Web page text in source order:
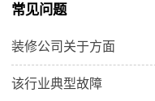
常见问题
装修公司关于方面
该行业典型故障